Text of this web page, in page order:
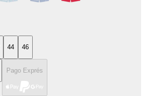
44 46
Pago Exprés